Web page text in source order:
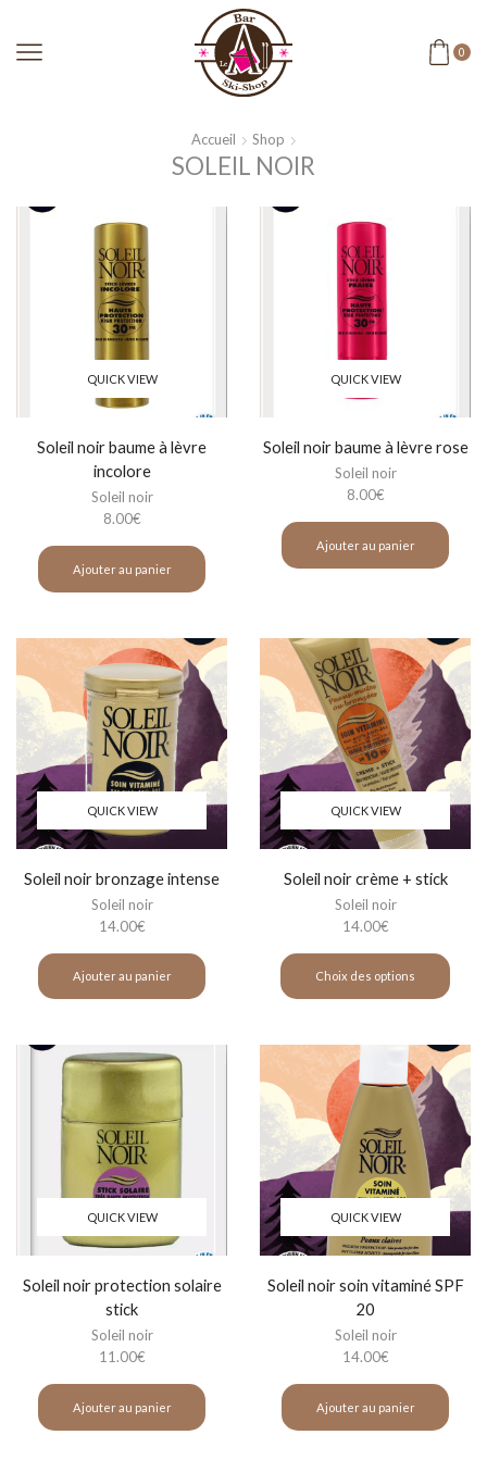
0
Accueil Shop
SOLEIL NOIR
QUICK VIEW
Soleil noir baume à lèvre
incolore
Soleil noir
8.00€
Ajouter au panier
QUICK VIEW
Soleil noir baume à lèvre rose
Soleil noir
8.00€
Ajouter au panier
QUICK VIEW
Soleil noir bronzage intense
Soleil noir
14.00€
Ajouter au panier
QUICK VIEW
Soleil noir crème + stick
Soleil noir
14.00€
Choix des options
QUICK VIEW
Soleil noir protection solaire
stick
Soleil noir
11.00€
Ajouter au panier
QUICK VIEW
Soleil noir soin vitaminé SPF
20
Soleil noir
14.00€
Ajouter au panier